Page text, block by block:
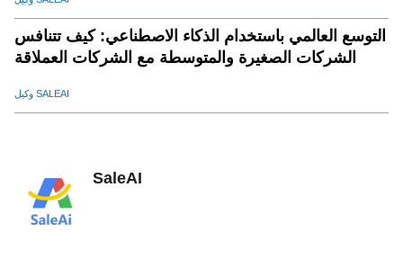
التوسع العالمي باستخدام الذكاء الاصطناعي: كيف تتنافس
الشركات الصغيرة والمتوسطة مع الشركات العملاقة
وكيل SALEAI
SaleAI